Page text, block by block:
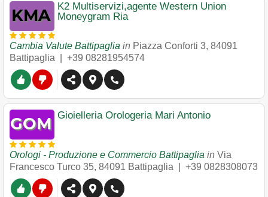
K2 Multiservizi,agente Western Union
Moneygram Ria
Cambia Valute Battipaglia in Piazza Conforti 3, 84091
Battipaglia
+39 08281954574
Gioielleria Orologeria Mari Antonio
Orologi - Produzione e Commercio Battipaglia in Via
Francesco Turco 35, 84091 Battipaglia +39 0828308073